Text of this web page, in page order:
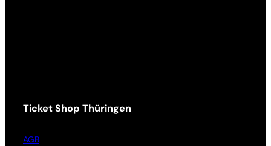
Ticket Shop Thüringen
AGB